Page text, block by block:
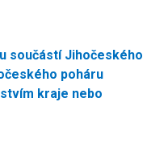
součástí Jihočeského
poháru
kraje nebo